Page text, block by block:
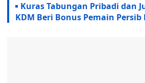
Kuras Tabungan Pribadi dan
KDM Beri Bonus Pemain